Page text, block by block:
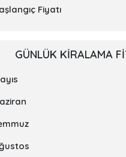
Fiyatı
GÜNLÜK KIRALAMA